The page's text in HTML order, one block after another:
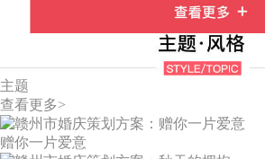
主题
查看更多>
赠你一片爱意